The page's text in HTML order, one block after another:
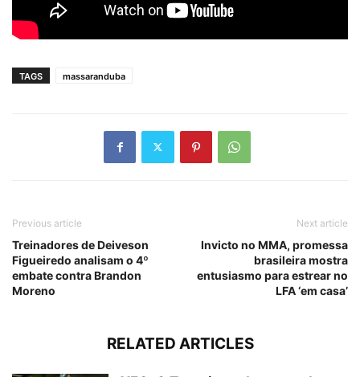
TAGS massaranduba
Previous article
Treinadores de Deiveson
Figueiredo analisam o 4º
embate contra Brandon
Moreno
Next article
Invicto no MMA, promessa
brasileira mostra
entusiasmo para estrear no
LFA ‘em casa’
RELATED ARTICLES